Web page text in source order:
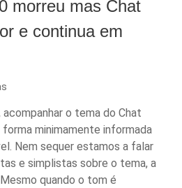
morreu mas Chat
e continua em
acompanhar o tema do Chat
minimamente informada
Nem sequer estamos a falar
e simplistas sobre o tema, a
quando o tom é